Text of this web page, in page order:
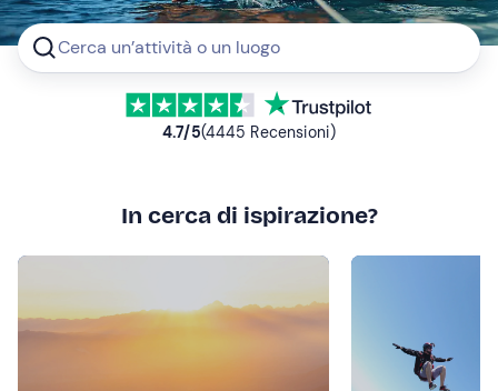
Cerca un’attività o un luogo
4.7/5(4445 Recensioni)
In cerca di ispirazione?